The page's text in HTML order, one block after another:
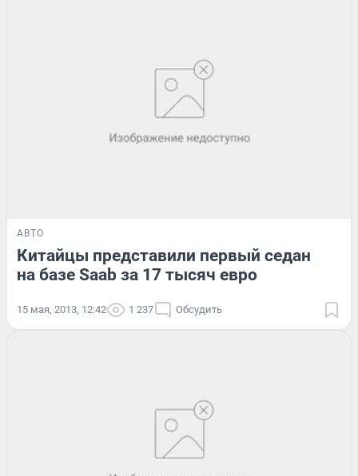
АВТО
Китайцы представили первый седан
на базе Saab за 17 тысяч евро
15 мая, 2013, 12:42 1 237 Обсудить